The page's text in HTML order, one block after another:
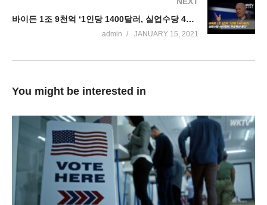
바이든 1조 9천억 ‘1인당 1400달러, 실업수당 400달러, 무료백신 온다’
admin JANUARY 15, 2021
You might be interested in